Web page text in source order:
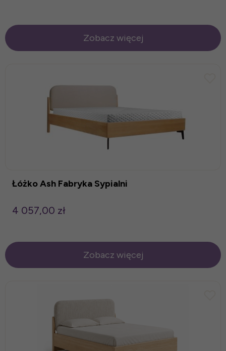
Zobacz więcej
Łóżko Ash Fabryka Sypialni
4 057,00 zł
Zobacz więcej